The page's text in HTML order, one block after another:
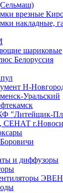
врезные
накладные,
шариковые
Белоруссия
Н-
Уральский
"Литейщик-
и диффузоры